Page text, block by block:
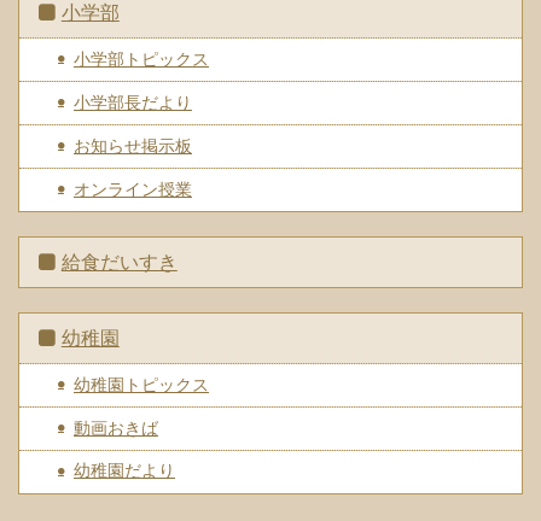
小学部
小学部トピックス
小学部長だより
お知らせ掲示板
オンライン授業
給食だいすき
幼稚園
幼稚園トピックス
動画おきば
幼稚園だより